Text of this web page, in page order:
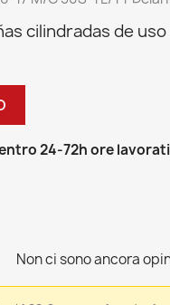
cilindradas de
24-72h ore
Non ci sono ancora